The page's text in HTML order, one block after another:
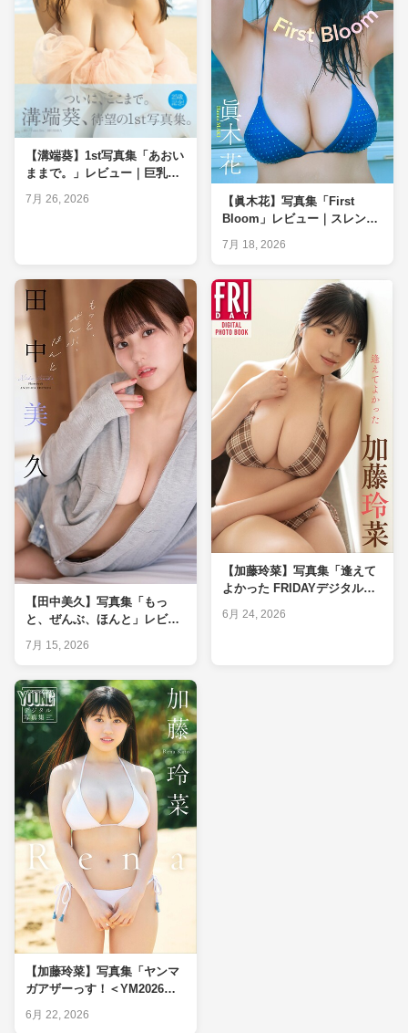
【溝端葵】1st写真集「あおい
ままで。」レビュー｜巨乳
7月 26, 2026
【眞木花】写真集「First
Bloom」レビュー｜スレンダ
養士が判定
7月 18, 2026
【田中美久】写真集「もっ
と、ぜんぶ、ほんと」レビュ
7月 15, 2026
【加藤玲菜】写真集「逢えて
よかった FRIDAYデジタル写
し爆乳◎・脚◎を実測判定
6月 24, 2026
【加藤玲菜】写真集「ヤンマ
ガアザーっす！＜YM2026年7
｜爆乳◎・ヒップ系△を実測
6月 22, 2026